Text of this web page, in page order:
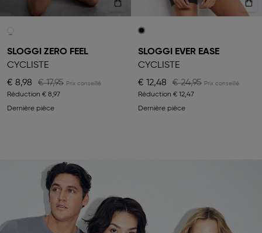
SLOGGI ZERO FEEL
CYCLISTE
€ 8,98
€ 17,95
Réduction € 8,97
Dernière pièce
SLOGGI EVER EASE
CYCLISTE
€ 12,48
€ 24,95
Réduction € 12,47
Dernière pièce